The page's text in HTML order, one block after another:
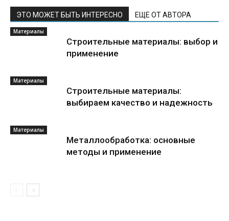
ЭТО МОЖЕТ БЫТЬ ИНТЕРЕСНО ЕЩЕ ОТ АВТОРА
Материалы
Строительные материалы: выбор и
применение
Материалы
Строительные материалы:
выбираем качество и надежность
Материалы
Металлообработка: основные
методы и применение